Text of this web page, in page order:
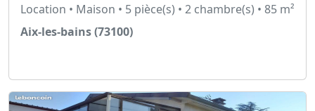
Location • Maison • 5 pièce(s) • 2 chambre(s) • 85 m²
Aix-les-bains (73100)